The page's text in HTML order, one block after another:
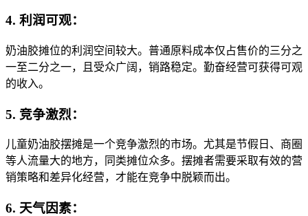
4. 利润可观：
奶油胶摊位的利润空间较大。普通原料成本仅占售价的三分之
一至二分之一，且受众广阔，销路稳定。勤奋经营可获得可观
的收入。
5. 竞争激烈：
儿童奶油胶摆摊是一个竞争激烈的市场。尤其是节假日、商圈
等人流量大的地方，同类摊位众多。摆摊者需要采取有效的营
销策略和差异化经营，才能在竞争中脱颖而出。
6. 天气因素：